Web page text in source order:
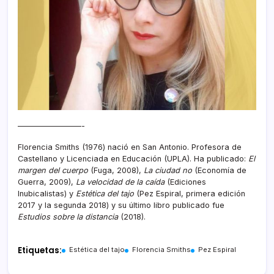
————————-
Florencia Smiths (1976) nació en San Antonio. Profesora de
Castellano y Licenciada en Educación (UPLA). Ha publicado: El
margen del cuerpo (Fuga, 2008), La ciudad no (Economía de
Guerra, 2009), La velocidad de la caída(Ediciones
Inubicalistas) y Estética del tajo (Pez Espiral, primera edición
2017 y la segunda 2018) y su último libro publicado fue
Estudios sobre la distancia(2018).
Etiquetas: Estética del tajo Florencia Smiths Pez Espiral